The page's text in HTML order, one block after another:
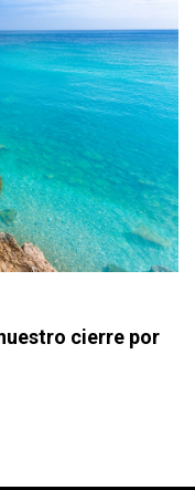
cierre por